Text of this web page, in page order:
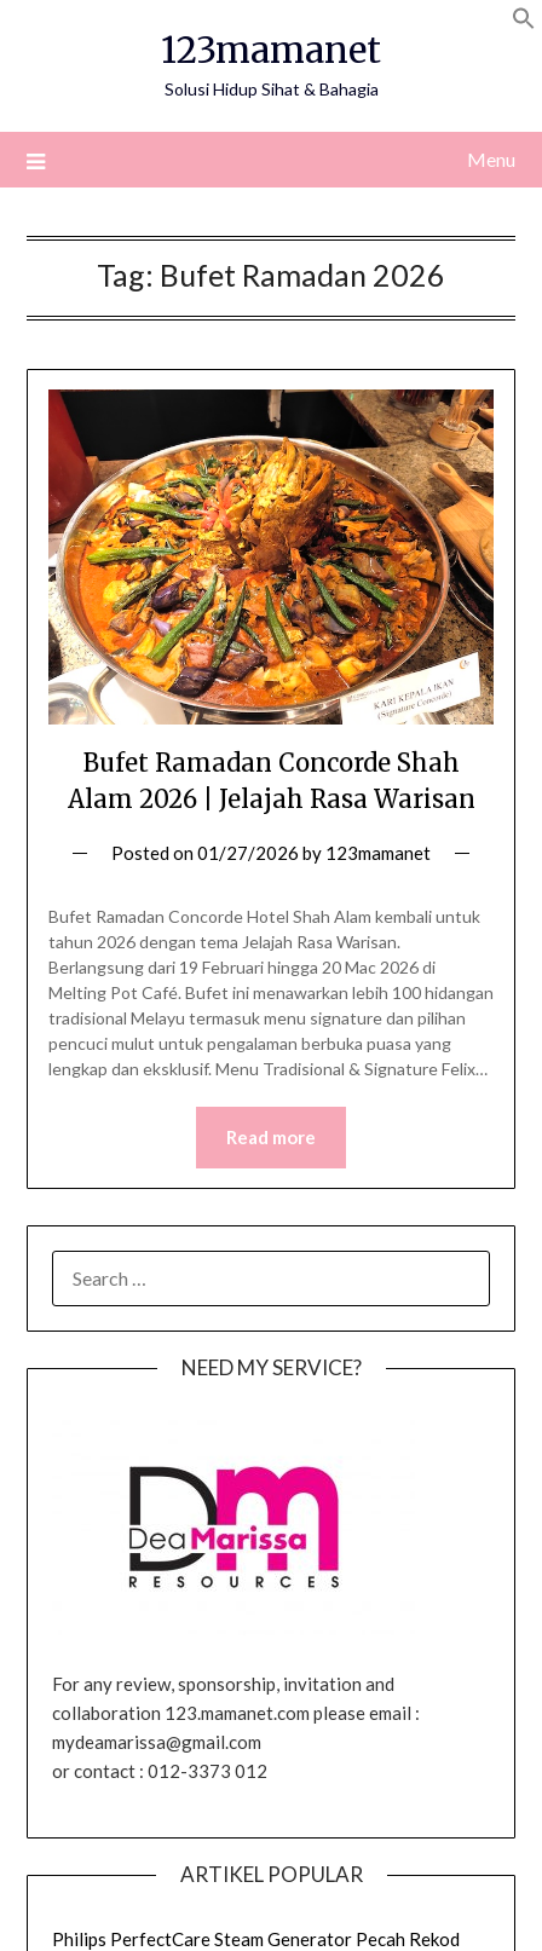
123mamanet
Solusi Hidup Sihat & Bahagia
Menu
Tag: Bufet Ramadan 2026
Bufet Ramadan Concorde Shah
Alam 2026 | Jelajah Rasa Warisan
Posted on01/27/2026 by 123mamanet
Bufet Ramadan Concorde Hotel Shah Alam kembali untuk
tahun 2026 dengan tema Jelajah Rasa Warisan.
Berlangsung dari 19 Februari hingga 20 Mac 2026 di
Melting Pot Café. Bufet ini menawarkan lebih 100 hidangan
tradisional Melayu termasuk menu signature dan pilihan
pencuci mulut untuk pengalaman berbuka puasa yang
lengkap dan eksklusif. Menu Tradisional & Signature Felix…
Read more
FOR:
NEED MY SERVICE?
For any review, sponsorship, invitation and
collaboration 123.mamanet.com please email :
mydeamarissa@gmail.com
or contact : 012-3373 012
ARTIKEL POPULAR
Philips PerfectCare Steam Generator Pecah Rekod